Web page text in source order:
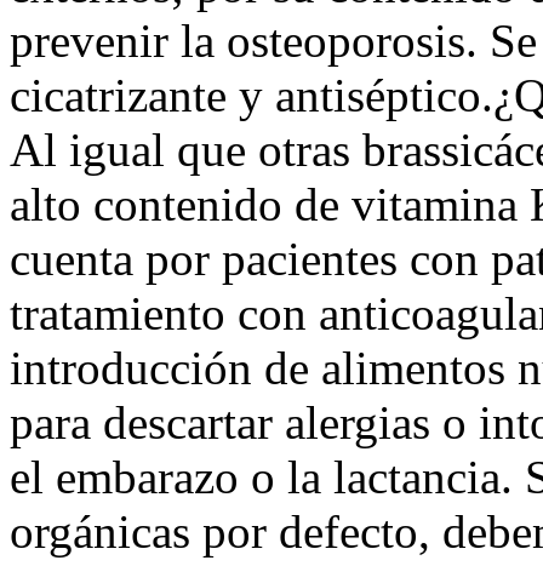
prevenir la osteoporosis.
cicatrizante y
Al igual que otras
alto contenido de vitamina
cuenta por pacientes con
tratamiento con
introducción de alimentos
para descartar alergias o
el embarazo o la lactancia.
orgánicas por defecto,